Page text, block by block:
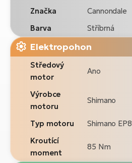
Značka
Cannondale
Barva
Stříbrná
Elektropohon
Středový
motor
Ano
Výrobce
motoru
Shimano
Typ motoru
Shimano EP8
Kroutící
moment
85 Nm